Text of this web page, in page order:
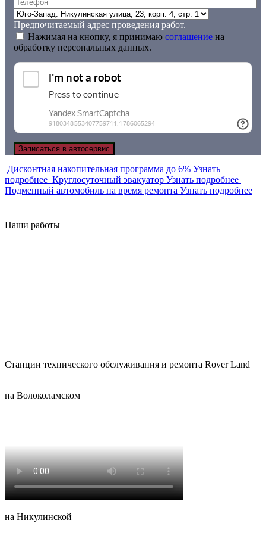
Предпочитаемый адрес проведения работ.
Нажимая на кнопку, я принимаю соглашение на
обработку персональных данных.
Дисконтная накопительная программа до 6% Узнать
подробнее Круглосуточный эвакуатор Узнать подробнее
Подменный автомобиль на время ремонта Узнать подробнее
Наши работы
Станции технического обслуживания и ремонта Rover Land
на Волоколамском
на Никулинской